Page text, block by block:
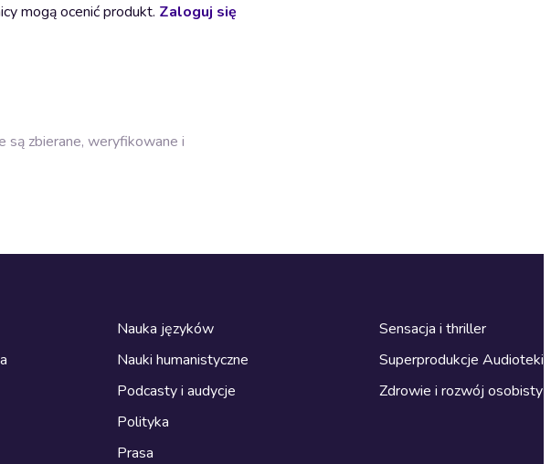
mogą ocenić produkt. Zaloguj się
są zbierane, weryfikowane i
Nauka języków
Nauki humanistyczne
Podcasty i audycje
Polityka
Prasa
Sensacja i thriller
Superprodukcje Audioteki
Zdrowie i rozwój osobisty